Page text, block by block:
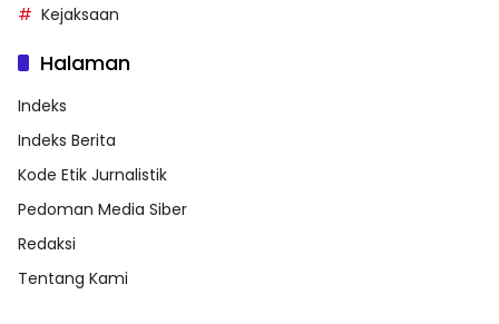
Kejaksaan
Halaman
Indeks
Indeks Berita
Kode Etik Jurnalistik
Pedoman Media Siber
Redaksi
Tentang Kami